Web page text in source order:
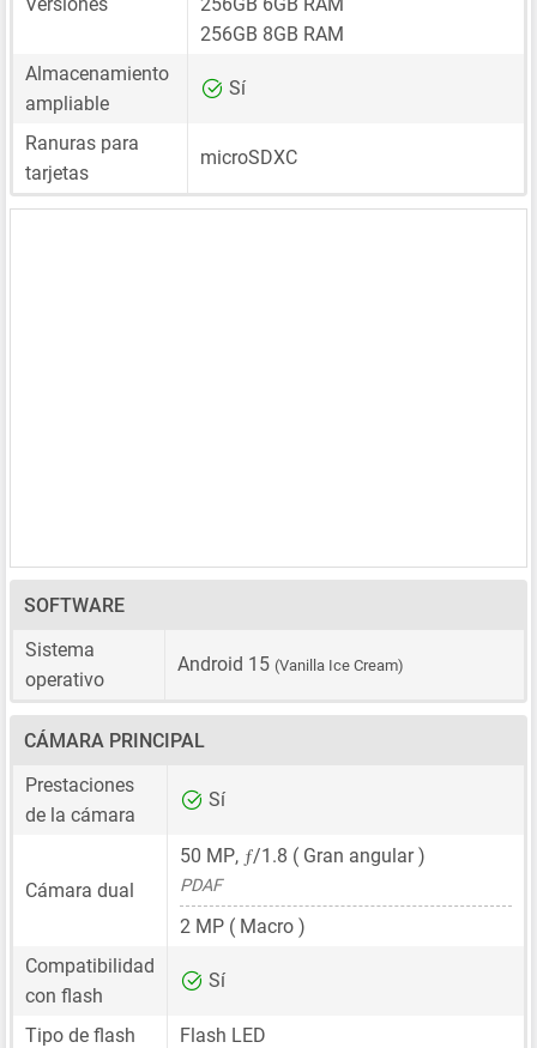
256GB 8GB RAM
Almacenamiento
ampliable
Sí
Ranuras para
tarjetas
microSDXC
SOFTWARE
Sistema
operativo
Android 15 (Vanilla Ice Cream)
CÁMARA PRINCIPAL
Prestaciones
de la cámara
Sí
Cámara dual
50 MP, ƒ/1.8 ( Gran angular )
PDAF
2 MP ( Macro )
Compatibilidad
con flash
Sí
Tipo de flash Flash LED